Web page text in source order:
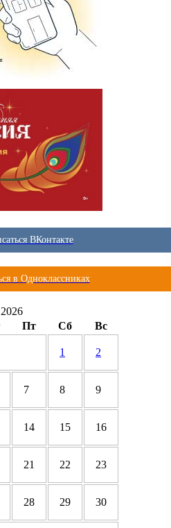
ВКонтакте
в Одноклассниках
Пт Сб Вс
1 2
7 8 9
14 15 16
21 22 23
28 29 30